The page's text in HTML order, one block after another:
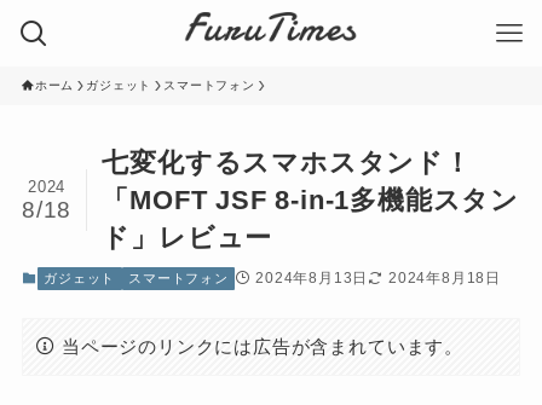
ホーム ガジェット スマートフォン
七変化するスマホスタンド！
「MOFT JSF 8-in-1多機能スタン
ド」レビュー
2024
8/18
ガジェット スマートフォン 2024年8月13日 2024年8月18日
当ページのリンクには広告が含まれています。